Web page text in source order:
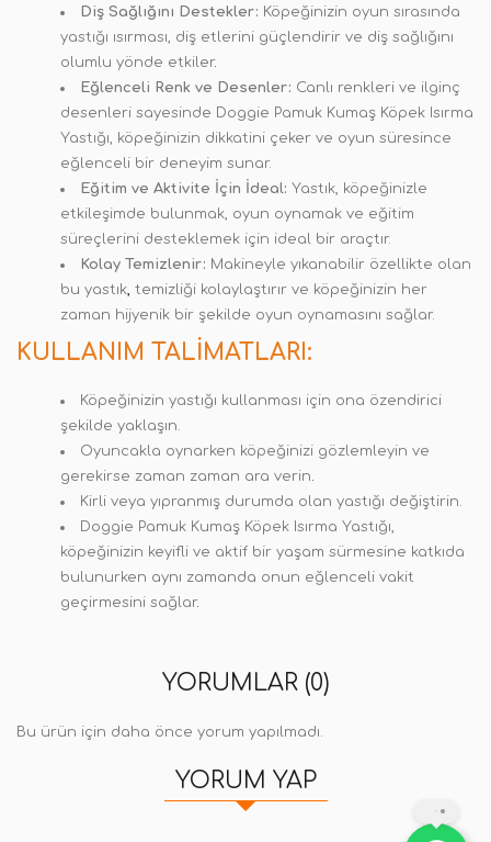
Diş Sağlığını Destekler: Köpeğinizin oyun sırasında
yastığı ısırması, diş etlerini güçlendirir ve diş sağlığını
olumlu yönde etkiler.
Eğlenceli Renk ve Desenler: Canlı renkleri ve ilginç
desenleri sayesinde Doggie Pamuk Kumaş Köpek Isırma
Yastığı, köpeğinizin dikkatini çeker ve oyun süresince
eğlenceli bir deneyim sunar.
Eğitim ve Aktivite İçin İdeal: Yastık, köpeğinizle
etkileşimde bulunmak, oyun oynamak ve eğitim
süreçlerini desteklemek için ideal bir araçtır.
Kolay Temizlenir: Makineyle yıkanabilir özellikte olan
bu yastık, temizliği kolaylaştırır ve köpeğinizin her
zaman hijyenik bir şekilde oyun oynamasını sağlar.
KULLANIM TALIMATLARI:
Köpeğinizin yastığı kullanması için ona özendirici
şekilde yaklaşın.
Oyuncakla oynarken köpeğinizi gözlemleyin ve
gerekirse zaman zaman ara verin.
Kirli veya yıpranmış durumda olan yastığı değiştirin.
Doggie Pamuk Kumaş Köpek Isırma Yastığı,
köpeğinizin keyifli ve aktif bir yaşam sürmesine katkıda
bulunurken aynı zamanda onun eğlenceli vakit
geçirmesini sağlar.
YORUMLAR (0)
Bu ürün için daha önce yorum yapılmadı.
YORUM YAP